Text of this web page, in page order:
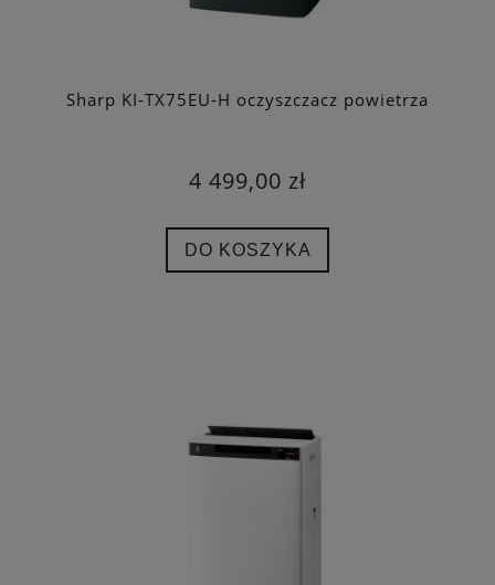
Sharp KI-TX75EU-H oczyszczacz powietrza
4 499,00 zł
DO KOSZYKA